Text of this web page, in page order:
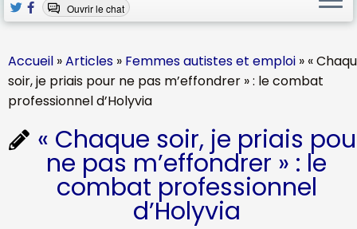
Ouvrir le chat
Accueil »Articles » Femmes autistes et emploi » «
soir, je priais pour ne pas m’effondrer » : le combat
professionnel d’Holyvia
« Chaque soir, je priais
ne pas m’effondrer » : le
combat professionnel
d’Holyvia